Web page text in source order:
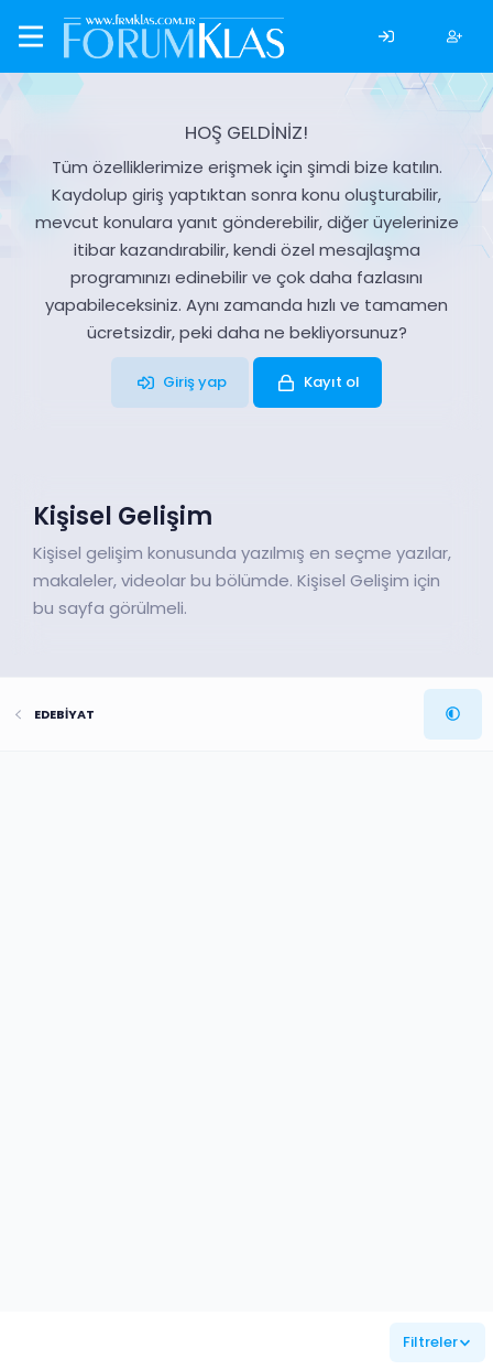
HOŞ GELDİNİZ!
Tüm özelliklerimize erişmek için şimdi bize katılın.
Kaydolup giriş yaptıktan sonra konu oluşturabilir,
mevcut konulara yanıt gönderebilir, diğer üyelerinize
itibar kazandırabilir, kendi özel mesajlaşma
programınızı edinebilir ve çok daha fazlasını
yapabileceksiniz. Aynı zamanda hızlı ve tamamen
ücretsizdir, peki daha ne bekliyorsunuz?
Giriş yap Kayıt ol
Kişisel Gelişim
Kişisel gelişim konusunda yazılmış en seçme yazılar,
makaleler, videolar bu bölümde. Kişisel Gelişim için
bu sayfa görülmeli.
EDEBİYAT
Filtreler